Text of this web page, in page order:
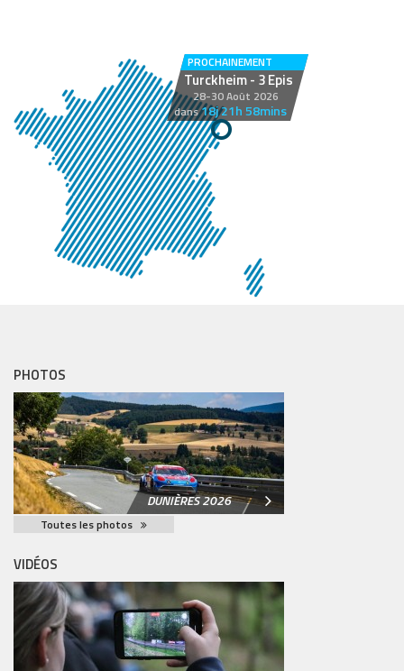
PROCHAINEMENT
Turckheim - 3 Epis
28-30 Août 2026
dans18j 21h 58mins
PHOTOS
DUNIÈRES 2026
Toutes les photos
VIDÉOS